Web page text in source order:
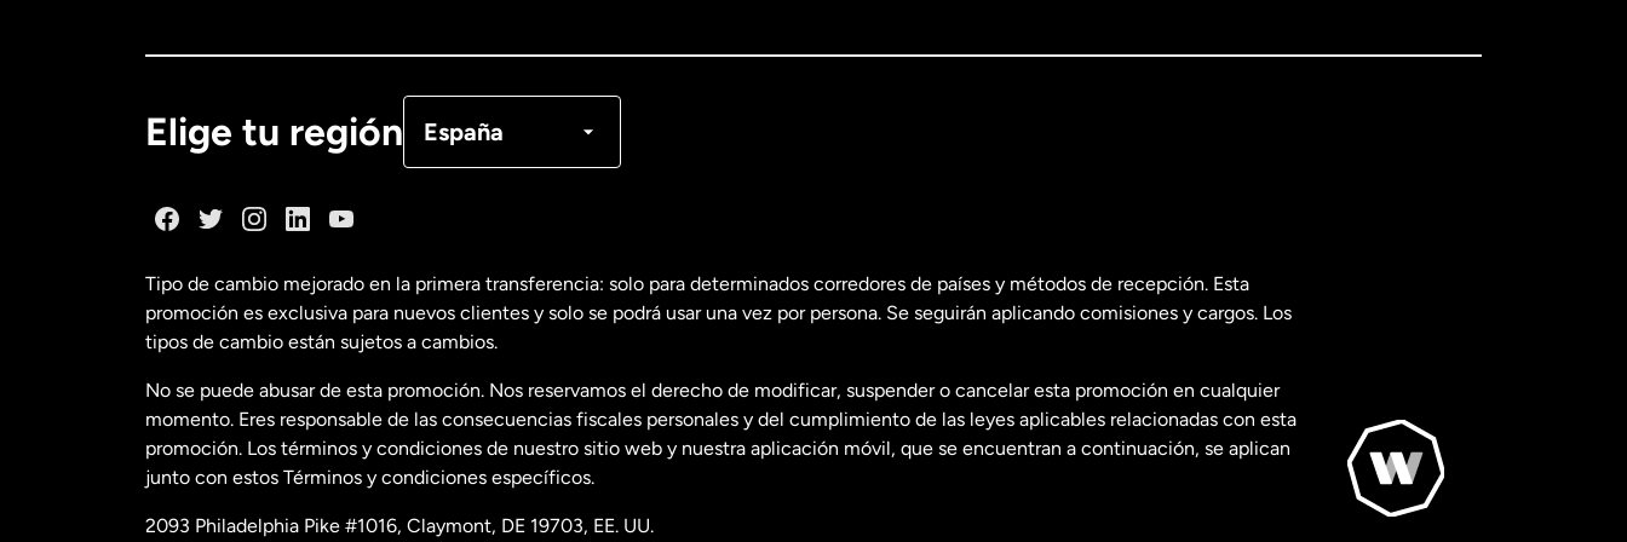
Elige tu región España
Estados Unidos English
Estados Unidos Español
Francia
Tipo de cambio mejorado en la primera transferencia: solo para determinados corredores de países y métodos de recepción. Esta
promoción es exclusiva para nuevos clientes y solo se podrá usar una vez por persona. Se seguirán aplicando comisiones y cargos. Los
tipos de cambio están sujetos a cambios.
No se puede abusar de esta promoción. Nos reservamos el derecho de modificar, suspender o cancelar esta promoción en cualquier
momento. Eres responsable de las consecuencias fiscales personales y del cumplimiento de las leyes aplicables relacionadas con esta
promoción. Los términos y condiciones de nuestro sitio web y nuestra aplicación móvil, que se encuentran a continuación, se aplican
junto con estos Términos y condiciones específicos.
2093 Philadelphia Pike #1016, Claymont, DE 19703, EE. UU.